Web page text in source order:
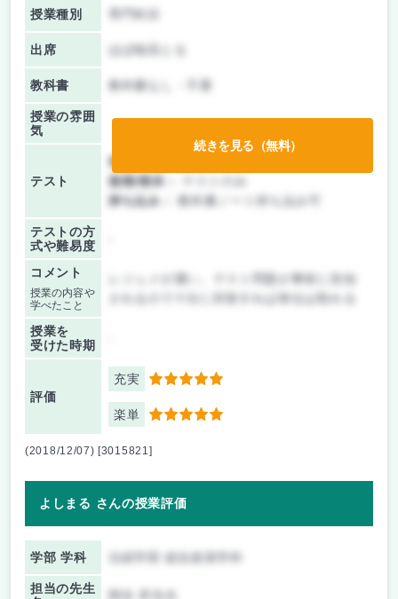
授業種別
出席 ほぼ毎回とる
教科書 教科書なし・不要
授業の雰囲
気
テスト
前期/中間：
後期/期末：
持ち込み：
教科書ノート持ち込み可
テストの方
式や難易度
コメント
授業の内容や
学べたこと
授業を
受けた時期
評価
充実 5
楽単 5
続きを見る（無料）
(2018/12/07) [3015821]
よしまる さんの授業評価
学部 学科 法経学部 総合政策学科
担当の先生